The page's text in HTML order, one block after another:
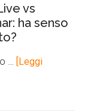
vs
ha senso
… [Leggi